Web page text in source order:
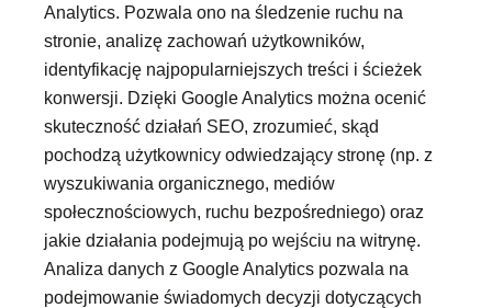
Analytics. Pozwala ono na śledzenie ruchu na
stronie, analizę zachowań użytkowników,
identyfikację najpopularniejszych treści i ścieżek
konwersji. Dzięki Google Analytics można ocenić
skuteczność działań SEO, zrozumieć, skąd
pochodzą użytkownicy odwiedzający stronę (np. z
wyszukiwania organicznego, mediów
społecznościowych, ruchu bezpośredniego) oraz
jakie działania podejmują po wejściu na witrynę.
Analiza danych z Google Analytics pozwala na
podejmowanie świadomych decyzji dotyczących